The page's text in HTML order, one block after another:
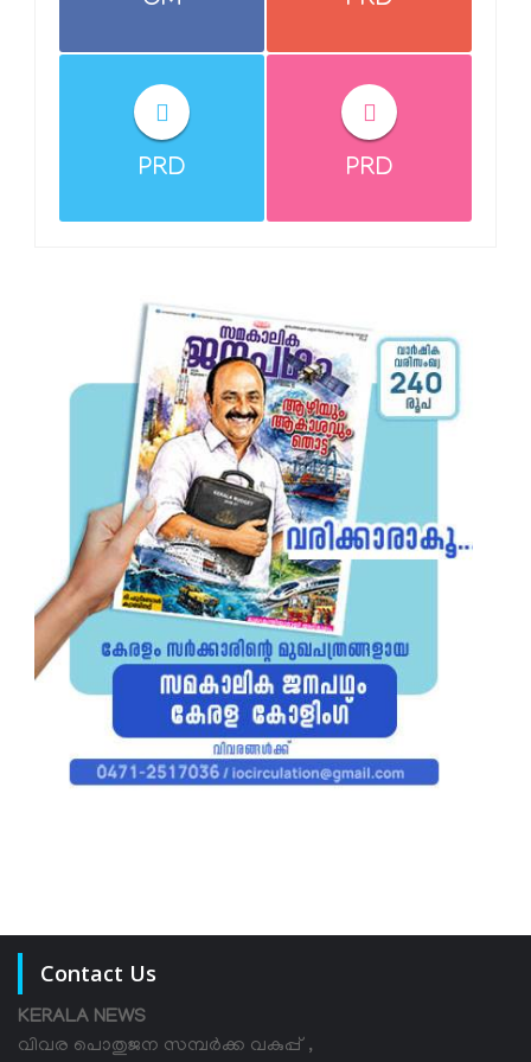
PRD PRD
Contact Us
KERALA NEWS
വിവര പൊതുജന സമ്പര്‍ക്ക വകുപ്പ് ,